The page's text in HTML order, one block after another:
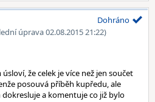
úprava 02.08.2015 21:22)
Dohráno
že celek je více než jen součet
posouvá příběh kupředu, ale
a komentuje co již bylo